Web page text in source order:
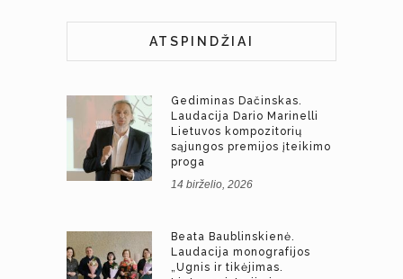
ATSPINDŽIAI
Gediminas Dačinskas.
Laudacija Dario Marinelli
Lietuvos kompozitorių
sąjungos premijos įteikimo
proga
14 birželio, 2026
Beata Baublinskienė.
Laudacija monografijos
„Ugnis ir tikėjimas.